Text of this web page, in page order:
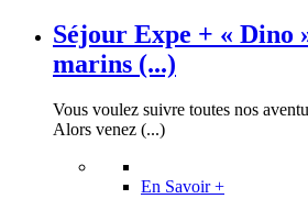
Séjour Expe + « Dino
marins (...)
Vous voulez suivre toutes nos
Alors venez (...)
En Savoir +